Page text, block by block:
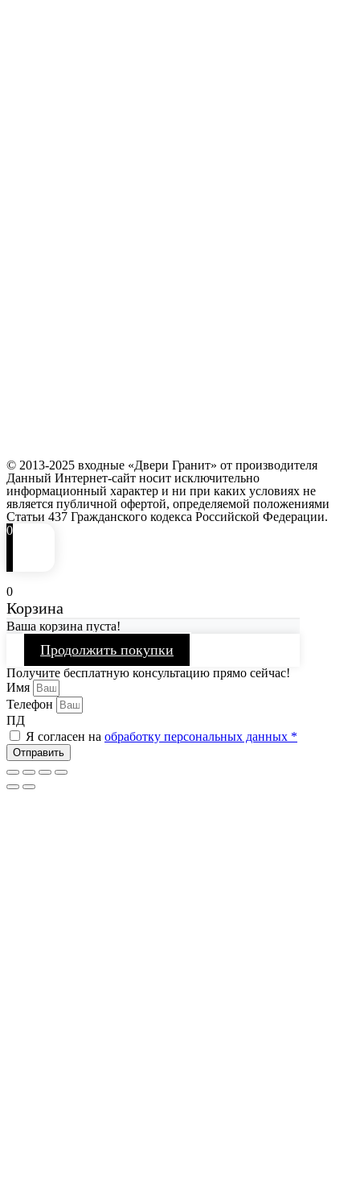
© 2013-2025 входные «Двери Гранит» от производителя
Данный Интернет-сайт носит исключительно
информационный характер и ни при каких условиях не
является публичной офертой, определяемой положениями
Статьи 437 Гражданского кодекса Российской Федерации.
0
0
Корзина
Ваша корзина пуста!
Продолжить покупки
Получите бесплатную консультацию прямо сейчас!
Имя
Телефон
ПД
Я согласен на обработку персональных данных *
Отправить